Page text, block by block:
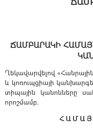
ՃԱՄԲԱՐԱԿԻ
Ղեկավարվելով
և կոռուպցիայի
տիպային կանոնները
որոշմամբ.
Հ Ա Մ Ա